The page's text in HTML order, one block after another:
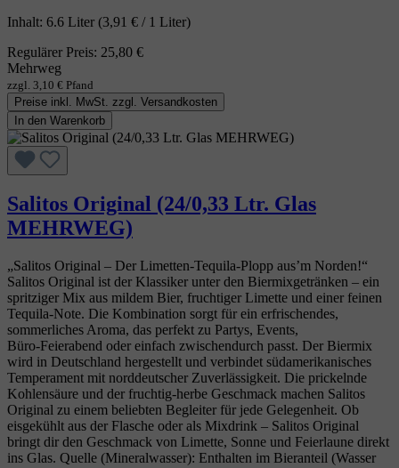
Inhalt: 6.6 Liter (3,91 € / 1 Liter)
Regulärer Preis: 25,80 €
Mehrweg
zzgl. 3,10 € Pfand
Preise inkl. MwSt. zzgl. Versandkosten
In den Warenkorb
Salitos Original (24/0,33 Ltr. Glas
MEHRWEG)
„Salitos Original – Der Limetten‑Tequila‑Plopp aus’m Norden!“
Salitos Original ist der Klassiker unter den Biermixgetränken – ein
spritziger Mix aus mildem Bier, fruchtiger Limette und einer feinen
Tequila‑Note. Die Kombination sorgt für ein erfrischendes,
sommerliches Aroma, das perfekt zu Partys, Events,
Büro‑Feierabend oder einfach zwischendurch passt. Der Biermix
wird in Deutschland hergestellt und verbindet südamerikanisches
Temperament mit norddeutscher Zuverlässigkeit. Die prickelnde
Kohlensäure und der fruchtig‑herbe Geschmack machen Salitos
Original zu einem beliebten Begleiter für jede Gelegenheit. Ob
eisgekühlt aus der Flasche oder als Mixdrink – Salitos Original
bringt dir den Geschmack von Limette, Sonne und Feierlaune direkt
ins Glas. Quelle (Mineralwasser): Enthalten im Bieranteil (Wasser